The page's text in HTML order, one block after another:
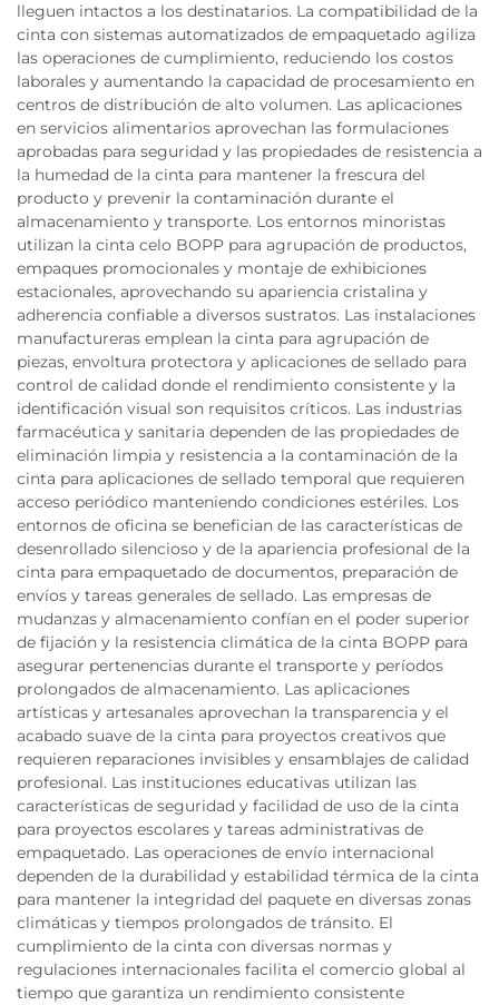
lleguen intactos a los destinatarios. La compatibilidad de la
cinta con sistemas automatizados de empaquetado agiliza
las operaciones de cumplimiento, reduciendo los costos
laborales y aumentando la capacidad de procesamiento en
centros de distribución de alto volumen. Las aplicaciones
en servicios alimentarios aprovechan las formulaciones
aprobadas para seguridad y las propiedades de resistencia a
la humedad de la cinta para mantener la frescura del
producto y prevenir la contaminación durante el
almacenamiento y transporte. Los entornos minoristas
utilizan la cinta celo BOPP para agrupación de productos,
empaques promocionales y montaje de exhibiciones
estacionales, aprovechando su apariencia cristalina y
adherencia confiable a diversos sustratos. Las instalaciones
manufactureras emplean la cinta para agrupación de
piezas, envoltura protectora y aplicaciones de sellado para
control de calidad donde el rendimiento consistente y la
identificación visual son requisitos críticos. Las industrias
farmacéutica y sanitaria dependen de las propiedades de
eliminación limpia y resistencia a la contaminación de la
cinta para aplicaciones de sellado temporal que requieren
acceso periódico manteniendo condiciones estériles. Los
entornos de oficina se benefician de las características de
desenrollado silencioso y de la apariencia profesional de la
cinta para empaquetado de documentos, preparación de
envíos y tareas generales de sellado. Las empresas de
mudanzas y almacenamiento confían en el poder superior
de fijación y la resistencia climática de la cinta BOPP para
asegurar pertenencias durante el transporte y períodos
prolongados de almacenamiento. Las aplicaciones
artísticas y artesanales aprovechan la transparencia y el
acabado suave de la cinta para proyectos creativos que
requieren reparaciones invisibles y ensamblajes de calidad
profesional. Las instituciones educativas utilizan las
características de seguridad y facilidad de uso de la cinta
para proyectos escolares y tareas administrativas de
empaquetado. Las operaciones de envío internacional
dependen de la durabilidad y estabilidad térmica de la cinta
para mantener la integridad del paquete en diversas zonas
climáticas y tiempos prolongados de tránsito. El
cumplimiento de la cinta con diversas normas y
regulaciones internacionales facilita el comercio global al
tiempo que garantiza un rendimiento consistente